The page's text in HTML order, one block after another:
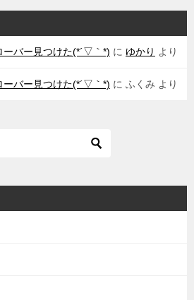
ーバー見つけた(*´▽｀*) に ゆかり より
ーバー見つけた(*´▽｀*) に ふくみ より